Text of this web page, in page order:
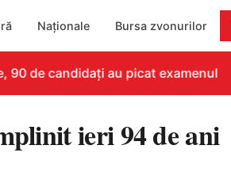
Naționale Bursa zvonurilor
de candidați au picat examenul
ieri 94 de ani